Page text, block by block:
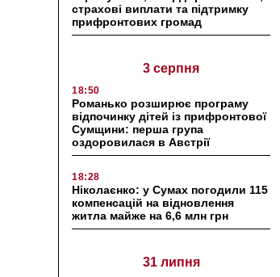
страхові виплати та підтримку
прифронтових громад
3 серпня
18:50
Романько розширює програму
відпочинку дітей із прифронтової
Сумщини: перша група
оздоровилася в Австрії
18:28
Ніколаєнко: у Сумах погодили 115
компенсацій на відновлення
житла майже на 6,6 млн грн
31 липня